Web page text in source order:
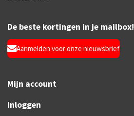
De beste kortingen in je mailbox!
Aanmelden voor onze nieuwsbrief
Mijn account
Inloggen